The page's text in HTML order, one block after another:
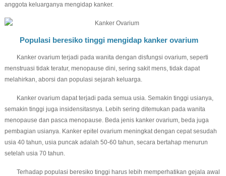
anggota keluarganya mengidap kanker.
Populasi beresiko tinggi mengidap kanker ovarium
Kanker ovarium terjadi pada wanita dengan disfungsi ovarium, seperti
menstruasi tidak teratur, menopause dini, sering sakit mens, tidak dapat
melahirkan, aborsi dan populasi sejarah keluarga.
Kanker ovarium dapat terjadi pada semua usia. Semakin tinggi usianya,
semakin tinggi juga insidensitasnya. Lebih sering ditemukan pada wanita
menopause dan pasca menopause. Beda jenis kanker ovarium, beda juga
pembagian usianya. Kanker epitel ovarium meningkat dengan cepat sesudah
usia 40 tahun, usia puncak adalah 50-60 tahun, secara bertahap menurun
setelah usia 70 tahun.
Terhadap populasi beresiko tinggi harus lebih memperhatikan gejala awal